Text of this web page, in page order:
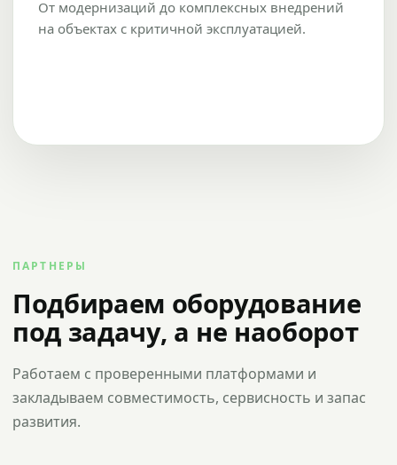
От модернизаций до комплексных внедрений
на объектах с критичной эксплуатацией.
ПАРТНЕРЫ
Подбираем оборудование
под задачу, а не наоборот
Работаем с проверенными платформами и
закладываем совместимость, сервисность и запас
развития.